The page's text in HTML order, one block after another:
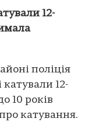
12-
поліція
катували 12-
10 років
катування.